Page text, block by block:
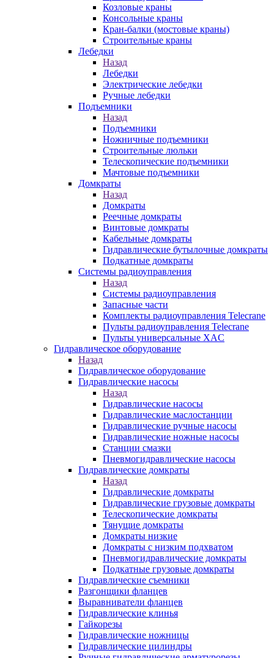
Козловые краны
Консольные краны
Кран-балки (мостовые краны)
Строительные краны
Лебедки
Назад
Лебедки
Электрические лебедки
Ручные лебедки
Подъемники
Назад
Подъемники
Ножничные подъемники
Строительные люльки
Телескопические подъемники
Мачтовые подъемники
Домкраты
Назад
Домкраты
Реечные домкраты
Винтовые домкраты
Кабельные домкраты
Гидравлические бутылочные домкраты
Подкатные домкраты
Системы радиоуправления
Назад
Системы радиоуправления
Запасные части
Комплекты радиоуправления Telecrane
Пульты радиоуправления Telecrane
Пульты универсальные XAC
Гидравлическое оборудование
Назад
Гидравлическое оборудование
Гидравлические насосы
Назад
Гидравлические насосы
Гидравлические маслостанции
Гидравлические ручные насосы
Гидравлические ножные насосы
Станции смазки
Пневмогидравлические насосы
Гидравлические домкраты
Назад
Гидравлические домкраты
Гидравлические грузовые домкраты
Телескопические домкраты
Тянущие домкраты
Домкраты низкие
Домкраты с низким подхватом
Пневмогидравлические домкраты
Подкатные грузовые домкраты
Гидравлические съемники
Разгонщики фланцев
Выравниватели фланцев
Гидравлические клинья
Гайкорезы
Гидравлические ножницы
Гидравлические цилиндры